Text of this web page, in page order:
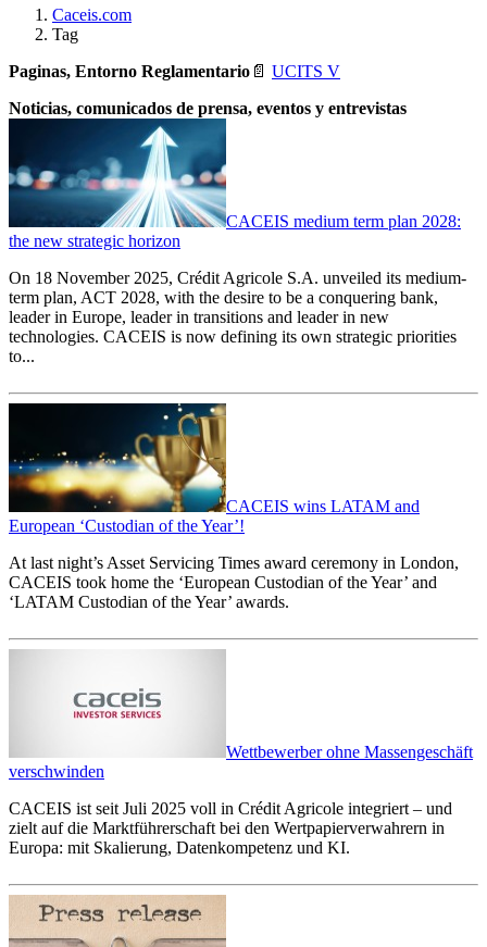
Caceis.com
Tag
Paginas, Entorno Reglamentario 📄 UCITS V
Noticias, comunicados de prensa, eventos y entrevistas
CACEIS medium term plan 2028:
the new strategic horizon
On 18 November 2025, Crédit Agricole S.A. unveiled its medium-
term plan, ACT 2028, with the desire to be a conquering bank,
leader in Europe, leader in transitions and leader in new
technologies. CACEIS is now defining its own strategic priorities
to...
CACEIS wins LATAM and
European ‘Custodian of the Year’!
At last night’s Asset Servicing Times award ceremony in London,
CACEIS took home the ‘European Custodian of the Year’ and
‘LATAM Custodian of the Year’ awards.
Wettbewerber ohne Massengeschäft
verschwinden
CACEIS ist seit Juli 2025 voll in Crédit Agricole integriert – und
zielt auf die Marktführerschaft bei den Wertpapierverwahrern in
Europa: mit Skalierung, Datenkompetenz und KI.